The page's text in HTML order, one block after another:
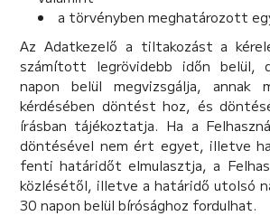
a törvényben meghatározott
Az Adatkezelő a tiltakozást a
számított legrövidebb időn belül,
napon belül megvizsgálja, annak
kérdésében döntést hoz, és
írásban tájékoztatja. Ha a
döntésével nem ért egyet, illetve
fenti határidőt elmulasztja, a
közlésétől, illetve a határidő utolsó
30 napon belül bírósághoz fordulhat.